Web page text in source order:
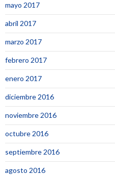
mayo 2017
abril 2017
marzo 2017
febrero 2017
enero 2017
diciembre 2016
noviembre 2016
octubre 2016
septiembre 2016
agosto 2016